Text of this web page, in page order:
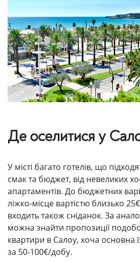
Де оселитися у
У місті багато готелів, що
смак та бюджет, від невеликих
апартаментів. До бюджетних
ліжко-місце вартістю близько
входить також сніданок. За
можна знайти пропозиції
квартири в Салоу, хоча основна
за 50-100€/добу.